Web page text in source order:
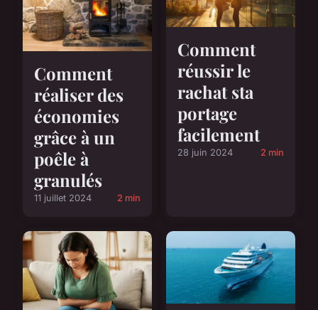
Comment
réaliser des
économies
grâce à un
poêle à
granulés
11 juillet 2024 2 min
Comment
réussir le
rachat sta
portage
facilement
28 juin 2024 2 min